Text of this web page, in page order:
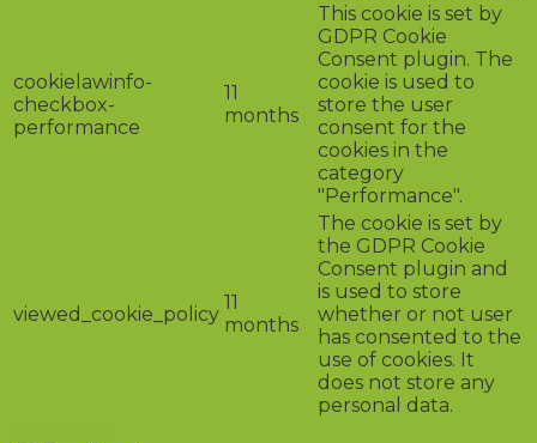
cookielawinfo-
checkbox-
performance
11
months
This cookie is set by
GDPR Cookie
Consent plugin. The
cookie is used to
store the user
consent for the
cookies in the
category
"Performance".
viewed_cookie_policy
11
months
The cookie is set by
the GDPR Cookie
Consent plugin and
is used to store
whether or not user
has consented to the
use of cookies. It
does not store any
personal data.